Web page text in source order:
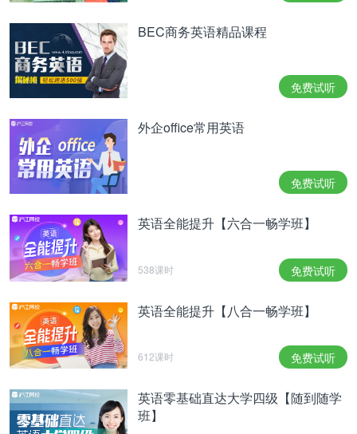
BEC商务英语精品课程
免费试听
外企office常用英语
免费试听
英语全能提升【六合一畅学班】
538课时 免费试听
英语全能提升【八合一畅学班】
612课时 免费试听
英语零基础直达大学四级【随到随学
班】